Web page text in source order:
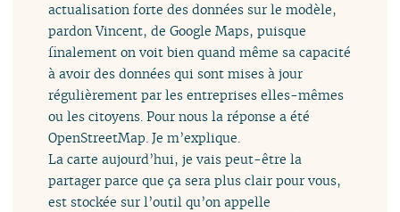
actualisation forte des données sur le modèle,
pardon Vincent, de Google Maps, puisque
finalement on voit bien quand même sa capacité
à avoir des données qui sont mises à jour
régulièrement par les entreprises elles-mêmes
ou les citoyens. Pour nous la réponse a été
OpenStreetMap. Je m’explique.
La carte aujourd’hui, je vais peut-être la
partager parce que ça sera plus clair pour vous,
est stockée sur l’outil qu’on appelle